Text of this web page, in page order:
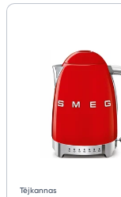
Kontakti
Informācija
Tējkannas